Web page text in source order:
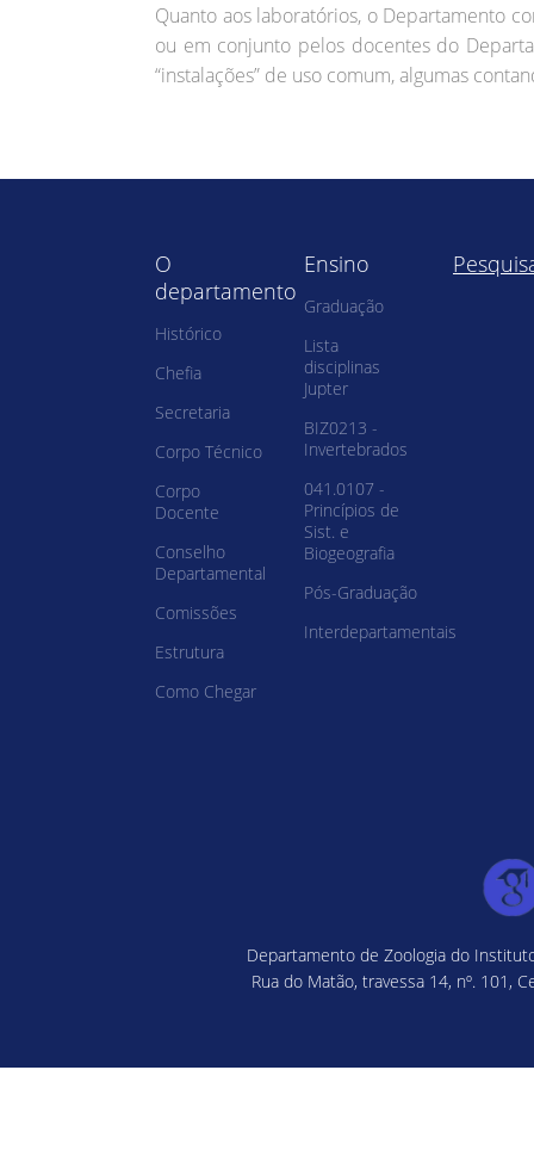
Quanto aos laboratórios, o Departamento
ou em conjunto pelos docentes do
“instalações” de uso comum, algumas
O
departamento
Histórico
Chefia
Secretaria
Corpo Técnico
Corpo
Docente
Conselho
Departamental
Comissões
Estrutura
Como Chegar
Ensino
Graduação
Lista
disciplinas
Jupter
BIZ0213 -
Invertebrados
041.0107 -
Princípios de
Sist. e
Biogeografia
Pós-Graduação
Interdepartamentais
Departamento de Zoologia do
Rua do Matão, travessa 14, nº. 101,